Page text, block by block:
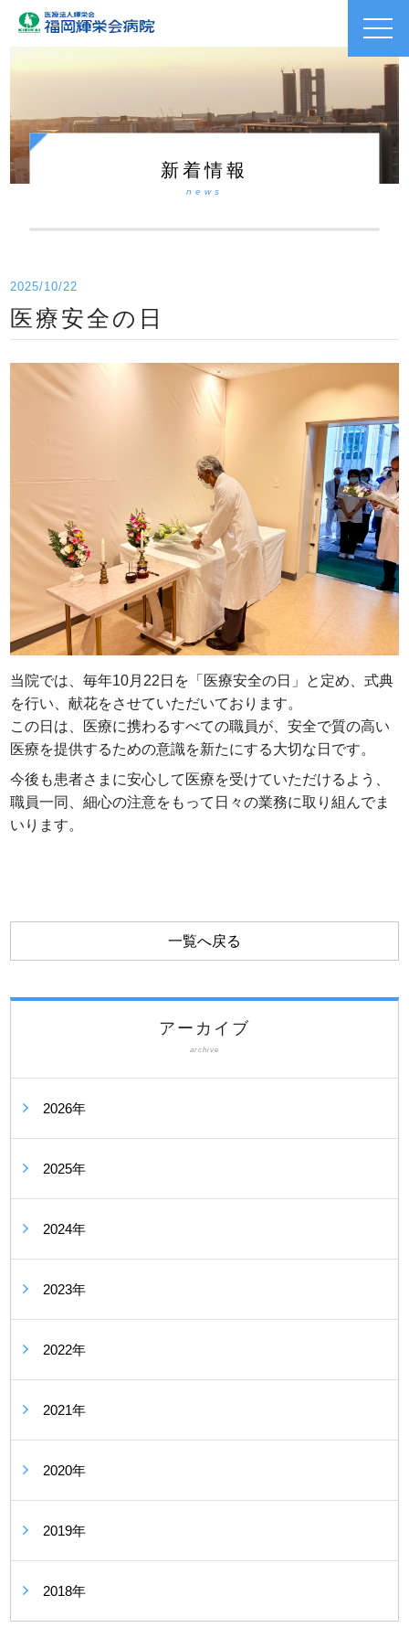
toggle
新着情報
news
2025/10/22
医療安全の日
当院では、毎年10月22日を「医療安全の日」と定め、式典
を行い、献花をさせていただいております。
この日は、医療に携わるすべての職員が、安全で質の高い
医療を提供するための意識を新たにする大切な日です。
今後も患者さまに安心して医療を受けていただけるよう、
職員一同、細心の注意をもって日々の業務に取り組んでま
いります。
一覧へ戻る
アーカイブ
archive
2026年
2025年
2024年
2023年
2022年
2021年
2020年
2019年
2018年